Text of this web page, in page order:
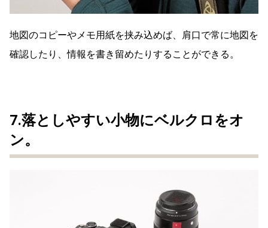
地図のコピーやメモ用紙を挟み込めば、肩口で常に地図を
確認したり、情報を書き留めたりすることができる。
7.落としやすい小物にベルクロをオ
ン。